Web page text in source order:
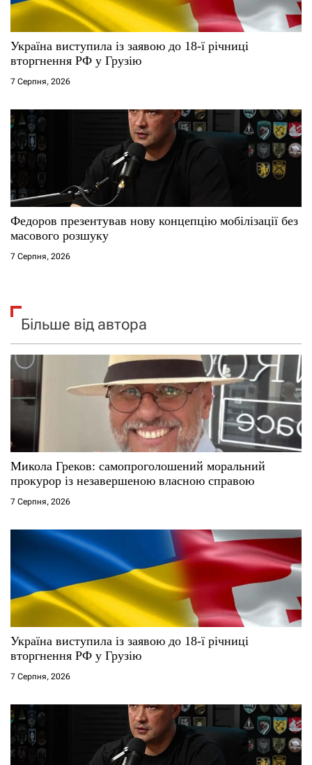
Україна виступила із заявою до 18-ї річниці
вторгнення РФ у Грузію
7 Серпня, 2026
Федоров презентував нову концепцію мобілізації без
масового розшуку
7 Серпня, 2026
Більше від автора
Микола Греков: самопроголошений моральний
прокурор із незавершеною власною справою
7 Серпня, 2026
Україна виступила із заявою до 18-ї річниці
вторгнення РФ у Грузію
7 Серпня, 2026